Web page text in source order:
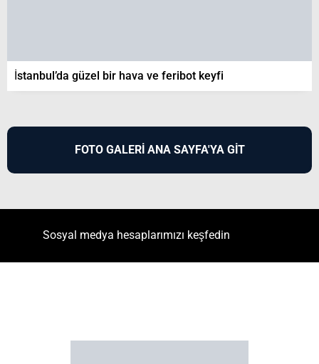
İstanbul’da güzel bir hava ve feribot keyfi
FOTO GALERİ ANA SAYFA'YA GİT
Sosyal medya hesaplarımızı keşfedin